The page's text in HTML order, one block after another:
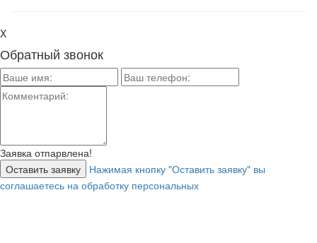
X
Обратный звонок
Заявка отпарвлена!
Нажимая кнопку "Оставить заявку" вы
соглашаетесь на обработку персональных